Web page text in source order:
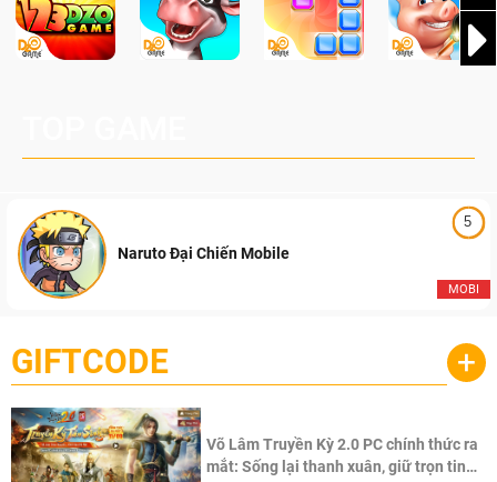
5
MOBI
Naruto Đại Chiến Mobile
GIFTCODE +
Võ Lâm Truyền Kỳ 2.0 PC chính thức ra
mắt: Sống lại thanh xuân, giữ trọn tinh